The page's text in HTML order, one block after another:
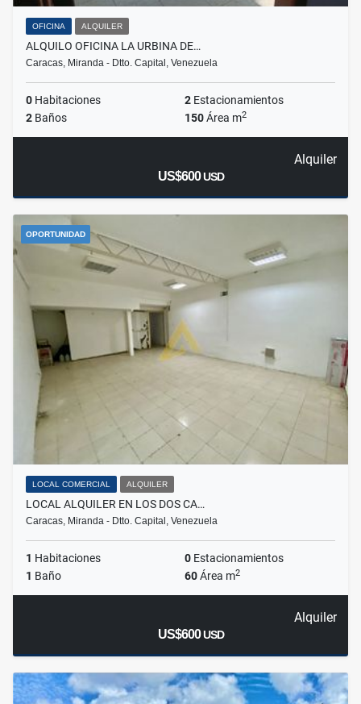
OFICINA ALQUILER
ALQUILO OFICINA LA URBINA DE…
Caracas, Miranda - Dtto. Capital, Venezuela
0 Habitaciones 2 Estacionamientos
2 Baños 150Área m2
Alquiler
US$600USD
OPORTUNIDAD
LOCAL COMERCIAL ALQUILER
LOCAL ALQUILER EN LOS DOS CA…
Caracas, Miranda - Dtto. Capital, Venezuela
1 Habitaciones 0 Estacionamientos
1 Baño 60Área m2
Alquiler
US$600USD